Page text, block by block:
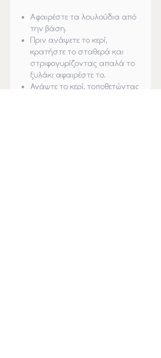
Αφαιρέστε τα λουλούδια από
την βάση.
Πριν ανάψετε το κερί,
κρατήστε το σταθερά και
στριφογυρίζοντας απαλά το
ξυλάκι αφαιρέστε το.
Ανάψτε το κερί, τοποθετώντας